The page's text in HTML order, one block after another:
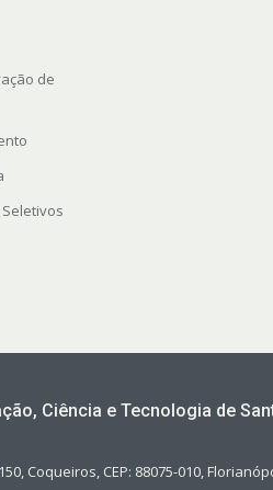
de
Ciência e Tecnologia de
Coqueiros, CEP: 88075-010,